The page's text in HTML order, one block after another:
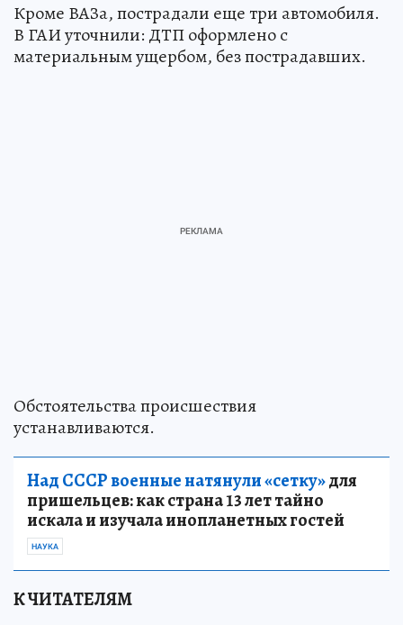
Кроме ВАЗа, пострадали еще три автомобиля.
В ГАИ уточнили: ДТП оформлено с
материальным ущербом, без пострадавших.
Обстоятельства происшествия
устанавливаются.
Над СССР военные натянули «сетку»для
пришельцев: как страна 13 лет тайно
искала и изучала инопланетных гостей
НАУКА
К ЧИТАТЕЛЯМ